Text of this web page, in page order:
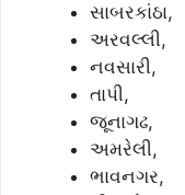
સાબરકાંઠા,
અરવલ્લી,
નવસારી,
તાપી,
જૂનાગઢ,
અમરેલી,
ભાવનગર,